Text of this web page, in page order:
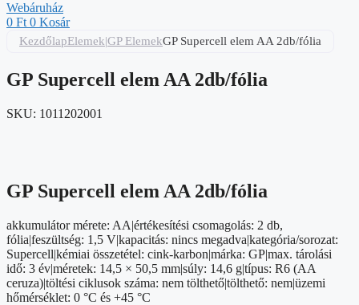
Webáruház
0 Ft 0 Kosár
KezdőlapElemek|GP ElemekGP Supercell elem AA 2db/fólia
GP Supercell elem AA 2db/fólia
SKU: 1011202001
GP Supercell elem AA 2db/fólia
akkumulátor mérete: AA|értékesítési csomagolás: 2 db,
fólia|feszültség: 1,5 V|kapacitás: nincs megadva|kategória/sorozat:
Supercell|kémiai összetétel: cink-karbon|márka: GP|max. tárolási
idő: 3 év|méretek: 14,5 × 50,5 mm|súly: 14,6 g|típus: R6 (AA
ceruza)|töltési ciklusok száma: nem tölthető|tölthető: nem|üzemi
hőmérséklet: 0 °C és +45 °C